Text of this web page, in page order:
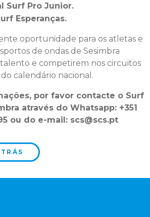
Surf Pro Junior.
Esperanças.
oportunidade para os atletas e
de ondas de Sesimbra
e competirem nos circuitos
calendário nacional.
por favor contacte o Surf
através do Whatsapp: +351
ou do e-mail: scs@scs.pt